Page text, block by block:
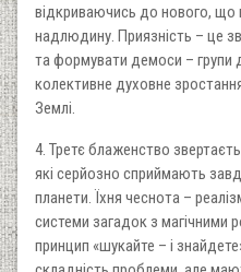
відкриваючись до нового, що
надлюдину. Приязність – це
та формувати демоси – групи
колективне духовне
Землі.
4. Третє блаженство
які серйозно сприймають
планети. Їхня чеснота –
системи загадок з магічними
принцип «шукайте – і